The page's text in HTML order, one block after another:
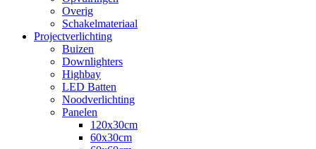
Overig
Schakelmateriaal
Projectverlichting
Buizen
Downlighters
Highbay
LED Batten
Noodverlichting
Panelen
120x30cm
60x30cm